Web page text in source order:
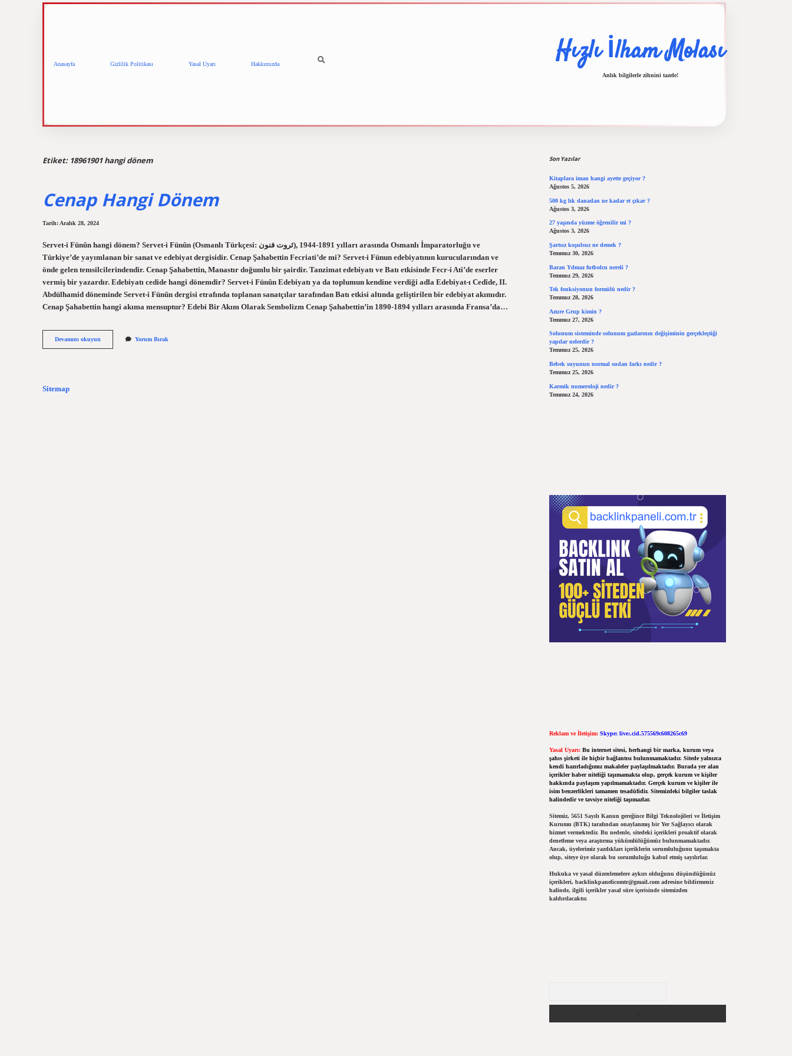
Anasayfa Gizlilik Politikası Yasal Uyarı Hakkımızda Hızlı İlham Molası
Anlık bilgilerle zihnini tazele!
Etiket: 18961901 hangi dönem
Cenap Hangi Dönem
Tarih: Aralık 28, 2024
Servet-i Fünûn hangi dönem? Servet-i Fünûn (Osmanlı Türkçesi: ثروت فنون), 1891-1944 yılları arasında Osmanlı İmparatorluğu ve
Türkiye’de yayımlanan bir sanat ve edebiyat dergisidir. Cenap Şahabettin Fecriati’de mi? Servet-i Fünun edebiyatının kurucularından ve
önde gelen temsilcilerindendir. Cenap Şahabettin, Manastır doğumlu bir şairdir. Tanzimat edebiyatı ve Batı etkisinde Fecr-i Ati’de eserler
vermiş bir yazardır. Edebiyatı cedide hangi dönemdir? Servet-i Fünûn Edebiyatı ya da toplumun kendine verdiği adla Edebiyat-ı Cedîde, II.
Abdülhamid döneminde Servet-i Fünûn dergisi etrafında toplanan sanatçılar tarafından Batı etkisi altında geliştirilen bir edebiyat akımıdır.
Cenap Şahabettin hangi akıma mensuptur? Edebi Bir Akım Olarak Sembolizm Cenap Şahabettin’in 1890-1894 yılları arasında Fransa’da…
Devamını okuyun
Hangi
Yorum Bırak
Sitemap
Son Yazılar
Kitaplara iman hangi ayette geçiyor ?
Ağustos 5, 2026
500 kg lık danadan ne kadar et çıkar ?
Ağustos 3, 2026
27 yaşında yüzme öğrenilir mi ?
Ağustos 3, 2026
Şartsız koşulsuz ne demek ?
Temmuz 30, 2026
Baran Yılmaz futbolcu nereli ?
Temmuz 29, 2026
Tek fonksiyonun formülü nedir ?
Temmuz 28, 2026
Azure Grup kimin ?
Temmuz 27, 2026
Solunum sisteminde solunum gazlarının değişiminin gerçekleştiği
yapılar nelerdir ?
Temmuz 25, 2026
Bebek suyunun normal sudan farkı nedir ?
Temmuz 25, 2026
Karmik numeroloji nedir ?
Temmuz 24, 2026
Reklam ve İletişim: Skype: live:.cid.575569c608265c69
Yasal Uyarı: Bu internet sitesi, herhangi bir marka, kurum veya
şahıs şirketi ile hiçbir bağlantısı bulunmamaktadır. Sitede yalnızca
kendi hazırladığımız makaleler paylaşılmaktadır. Burada yer alan
içerikler haber niteliği taşımamakta olup, gerçek kurum ve kişiler
hakkında paylaşım yapılmamaktadır. Gerçek kurum ve kişiler ile
isim benzerlikleri tamamen tesadüfidir. Sitemizdeki bilgiler taslak
halindedir ve tavsiye niteliği taşımazlar.
Sitemiz, 5651 Sayılı Kanun gereğince Bilgi Teknolojileri ve İletişim
Kurumu (BTK) tarafından onaylanmış bir Yer Sağlayıcı olarak
hizmet vermektedir. Bu nedenle, sitedeki içerikleri proaktif olarak
denetleme veya araştırma yükümlülüğümüz bulunmamaktadır.
Ancak, üyelerimiz yazdıkları içeriklerin sorumluluğunu taşımakta
olup, siteye üye olarak bu sorumluluğu kabul etmiş sayılırlar.
Hukuka ve yasal düzenlemelere aykırı olduğunu düşündüğünüz
içerikleri, backlinkpanelicomtr@gmail.comadresine bildirmeniz
halinde, ilgili içerikler yasal süre içerisinde sitemizden
kaldırılacaktır.